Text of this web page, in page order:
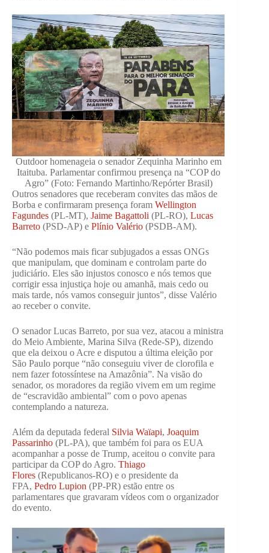
Outdoor homenageia o senador Zequinha Marinho em
Itaituba. Parlamentar confirmou presença na “COP do
Agro” (Foto: Fernando Martinho/Repórter Brasil)
Outros senadores que receberam convites das mãos de
Borba e confirmaram presença foram Wellington
Fagundes (PL-MT), Jaime Bagattoli (PL-RO), Lucas
Barreto (PSD-AP) e Plínio Valério (PSDB-AM).
“Não podemos mais ficar subjugados a essas ONGs
que manipulam, que dominam e controlam parte do
judiciário. Eles são injustos conosco e nós temos que
corrigir essa injustiça hoje ou amanhã, mais cedo ou
mais tarde, nós vamos conseguir juntos”, disse Valério
ao receber o convite.
O senador Lucas Barreto, por sua vez, atacou a ministra
do Meio Ambiente, Marina Silva (Rede-SP), dizendo
que ela deixou o Acre e disputou a última eleição por
São Paulo porque “não conseguiu viver de clorofila e
nem fazer fotossíntese na Amazônia”. Na visão do
senador, os moradores da região vivem em um regime
de “escravidão ambiental” com o povo apenas
contemplando a natureza.
Além da deputada federal Silvia Waïapi, Joaquim
Passarinho (PL-PA), que também foi para os EUA
acompanhar a posse de Trump, aceitou o convite para
participar da COP do Agro. Thiago
Flores (Republicanos-RO) e o presidente da
FPA, Pedro Lupion (PP-PR) estão entre os
parlamentares que gravaram vídeos com o organizador
do evento.